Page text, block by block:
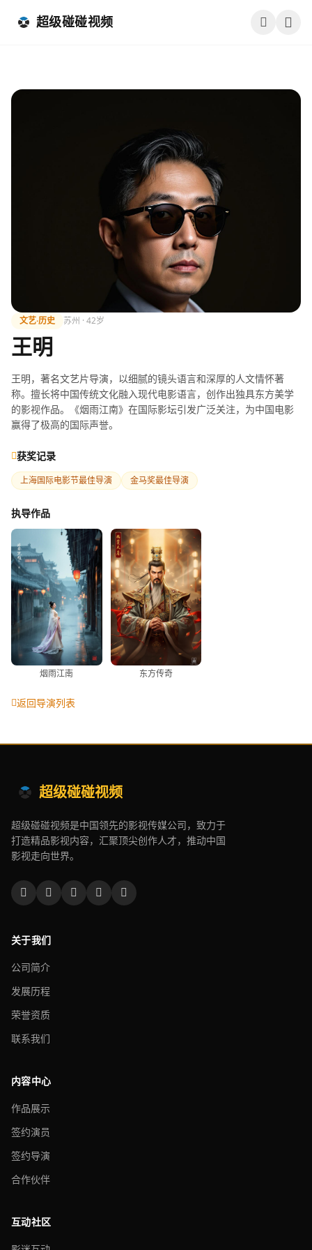
超级碰碰视频
文艺·历史 苏州 · 42岁
王明
王明，著名文艺片导演，以细腻的镜头语言和深厚的人文情怀著
称。擅长将中国传统文化融入现代电影语言，创作出独具东方美学
的影视作品。《烟雨江南》在国际影坛引发广泛关注，为中国电影
赢得了极高的国际声誉。
获奖记录
上海国际电影节最佳导演 金马奖最佳导演
执导作品
烟雨江南 东方传奇
返回导演列表
超级碰碰视频
超级碰碰视频是中国领先的影视传媒公司，致力于
打造精品影视内容，汇聚顶尖创作人才，推动中国
影视走向世界。
关于我们
公司简介
发展历程
荣誉资质
联系我们
内容中心
作品展示
签约演员
签约导演
合作伙伴
互动社区